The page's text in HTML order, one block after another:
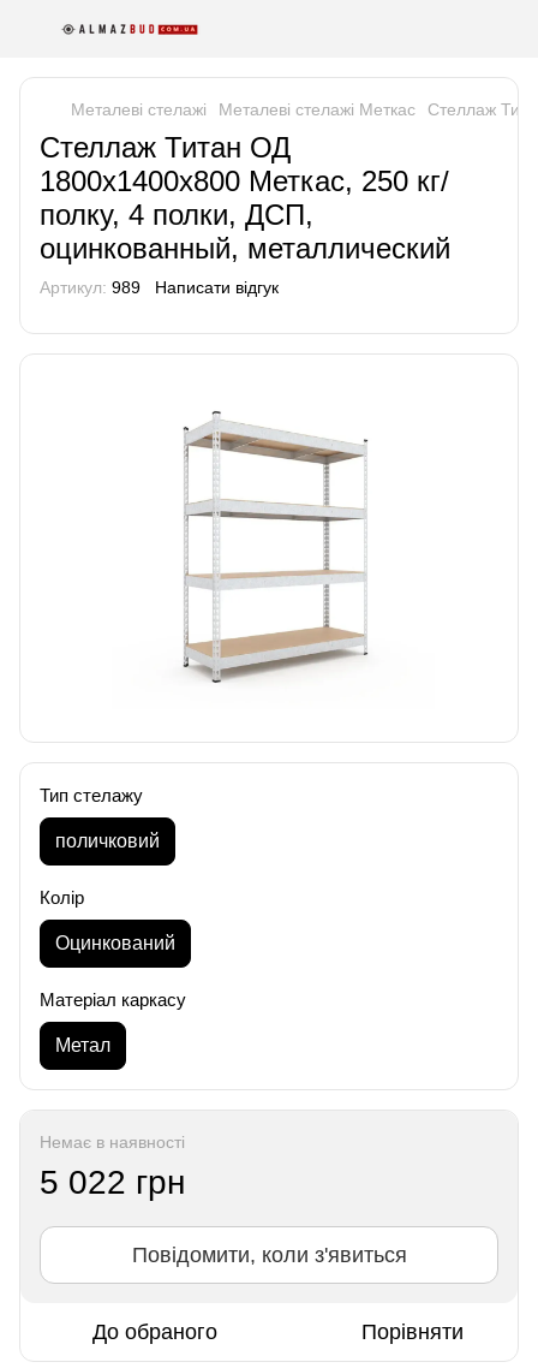
Металеві стелажі Металеві стелажі Меткас Стеллаж
Стеллаж Титан ОД
1800х1400х800 Меткас, 250 кг/
полку, 4 полки, ДСП,
оцинкованный, металлический
Артикул: 989 Написати відгук
Тип стелажу
поличковий
Колір
Оцинкований
Матеріал каркасу
Метал
Немає в наявності
5 022 грн
Повідомити, коли з'явиться
До обраного Порівняти